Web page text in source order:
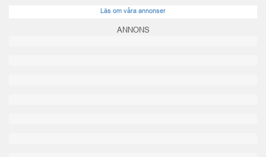
Läs om våra annonser
ANNONS